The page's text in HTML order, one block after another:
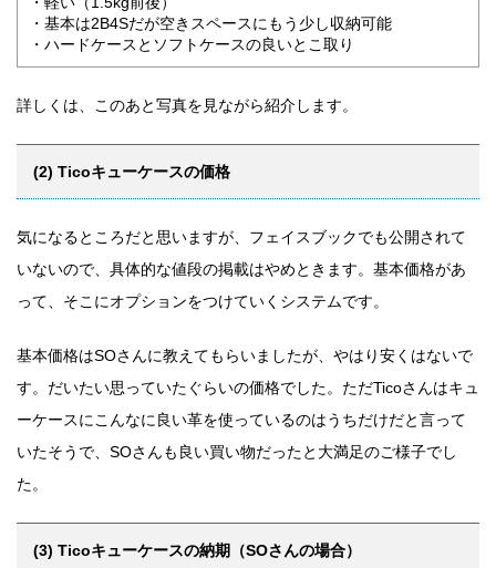
・基本は2B4Sだが空きスペースにもう少し収納可能
・ハードケースとソフトケースの良いとこ取り
詳しくは、このあと写真を見ながら紹介します。
(2) Ticoキューケースの価格
気になるところだと思いますが、フェイスブックでも公開されて
いないので、具体的な値段の掲載はやめときます。 基本価格があ
って、そこにオプションをつけていくシステムです。
基本価格はSOさんに教えてもらいましたが、やはり安くはないで
す。だいたい思っていたぐらいの価格でした。ただTicoさんはキュ
ーケースにこんなに良い革を使っているのはうちだけだと言って
いたそうで、SOさんも良い買い物だったと大満足のご様子でし
た。
(3) Ticoキューケースの納期（SOさんの場合）